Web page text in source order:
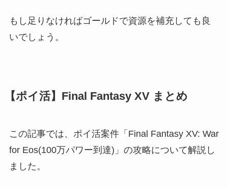
もし足りなければゴールドで資源を補充しても良
いでしょう。
【ポイ活】Final Fantasy XV まとめ
この記事では、ポイ活案件「Final Fantasy XV: War
for Eos(100万パワー到達)」の攻略について解説し
ました。